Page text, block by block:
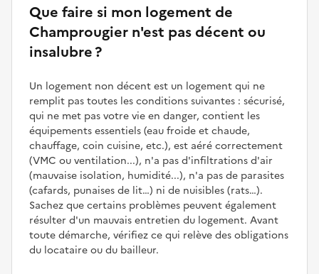
Que faire si mon logement de
Champrougier n'est pas décent ou
insalubre ?
Un logement non décent est un logement qui ne
remplit pas toutes les conditions suivantes : sécurisé,
qui ne met pas votre vie en danger, contient les
équipements essentiels (eau froide et chaude,
chauffage, coin cuisine, etc.), est aéré correctement
(VMC ou ventilation...), n'a pas d'infiltrations d'air
(mauvaise isolation, humidité...), n'a pas de parasites
(cafards, punaises de lit…) ni de nuisibles (rats…).
Sachez que certains problèmes peuvent également
résulter d'un mauvais entretien du logement. Avant
toute démarche, vérifiez ce qui relève des obligations
du locataire ou du bailleur.